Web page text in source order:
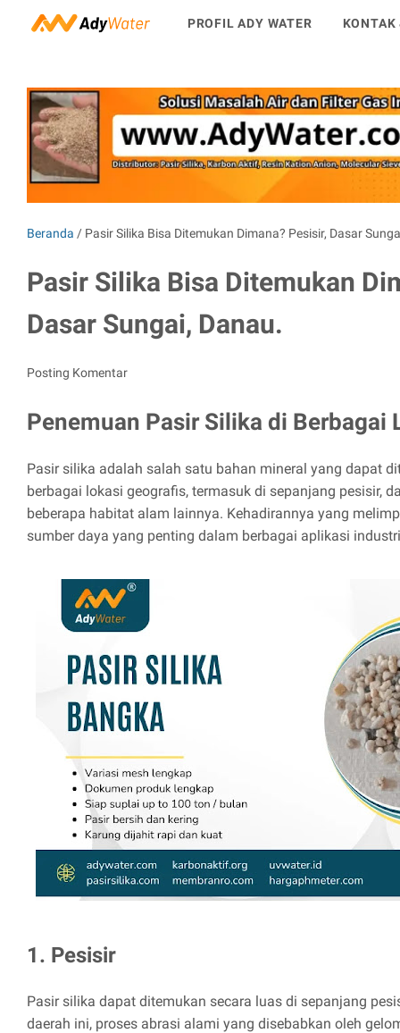
PROFIL ADY WATER
Beranda / Pasir Silika Bisa Ditemukan Dimana? Pesisir, Dasar
Pasir Silika Bisa Ditemukan
Dasar Sungai, Danau.
Posting Komentar
Penemuan Pasir Silika di Berbagai
Pasir silika adalah salah satu bahan mineral yang dapat
berbagai lokasi geografis, termasuk di sepanjang pesisir,
beberapa habitat alam lainnya. Kehadirannya yang
sumber daya yang penting dalam berbagai aplikasi
1. Pesisir
Pasir silika dapat ditemukan secara luas di sepanjang
daerah ini, proses abrasi alami yang disebabkan oleh